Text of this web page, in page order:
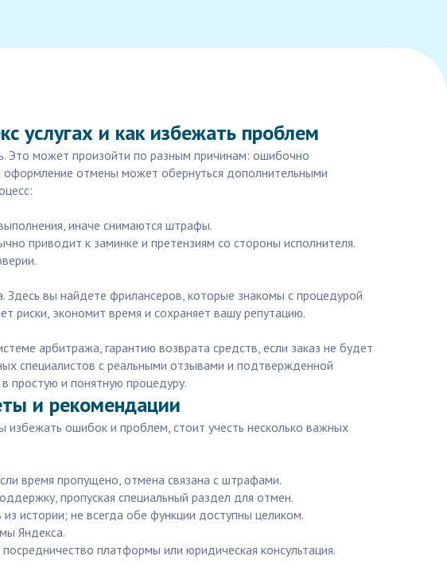
услугах и как избежать проблем
Это может произойти по разным причинам: ошибочно
оформление отмены может обернуться дополнительными
иначе снимаются штрафы.
приводит к заминке и претензиям со стороны исполнителя.
вы найдете фрилансеров, которые знакомы с процедурой
риски, экономит время и сохраняет вашу репутацию.
арбитража, гарантию возврата средств, если заказ не будет
простую и понятную процедуру.
и рекомендации
избежать ошибок и проблем, стоит учесть несколько важных
время пропущено, отмена связана с штрафами.
пропуская специальный раздел для отмен.
истории; не всегда обе функции доступны целиком.
Яндекса.
платформы или юридическая консультация.